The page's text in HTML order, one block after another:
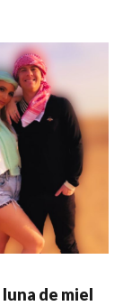
de miel